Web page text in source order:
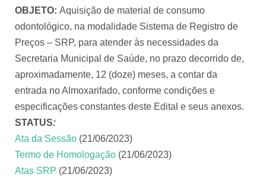
OBJETO: Aquisição de material de consumo
odontológico, na modalidade Sistema de Registro de
Preços – SRP, para atender às necessidades da
Secretaria Municipal de Saúde, no prazo decorrido de,
aproximadamente, 12 (doze) meses, a contar da
entrada no Almoxarifado, conforme condições e
especificações constantes deste Edital e seus anexos.
STATUS:
Ata da Sessão (21/06/2023)
Termo de Homologação (21/06/2023)
Atas SRP (21/06/2023)